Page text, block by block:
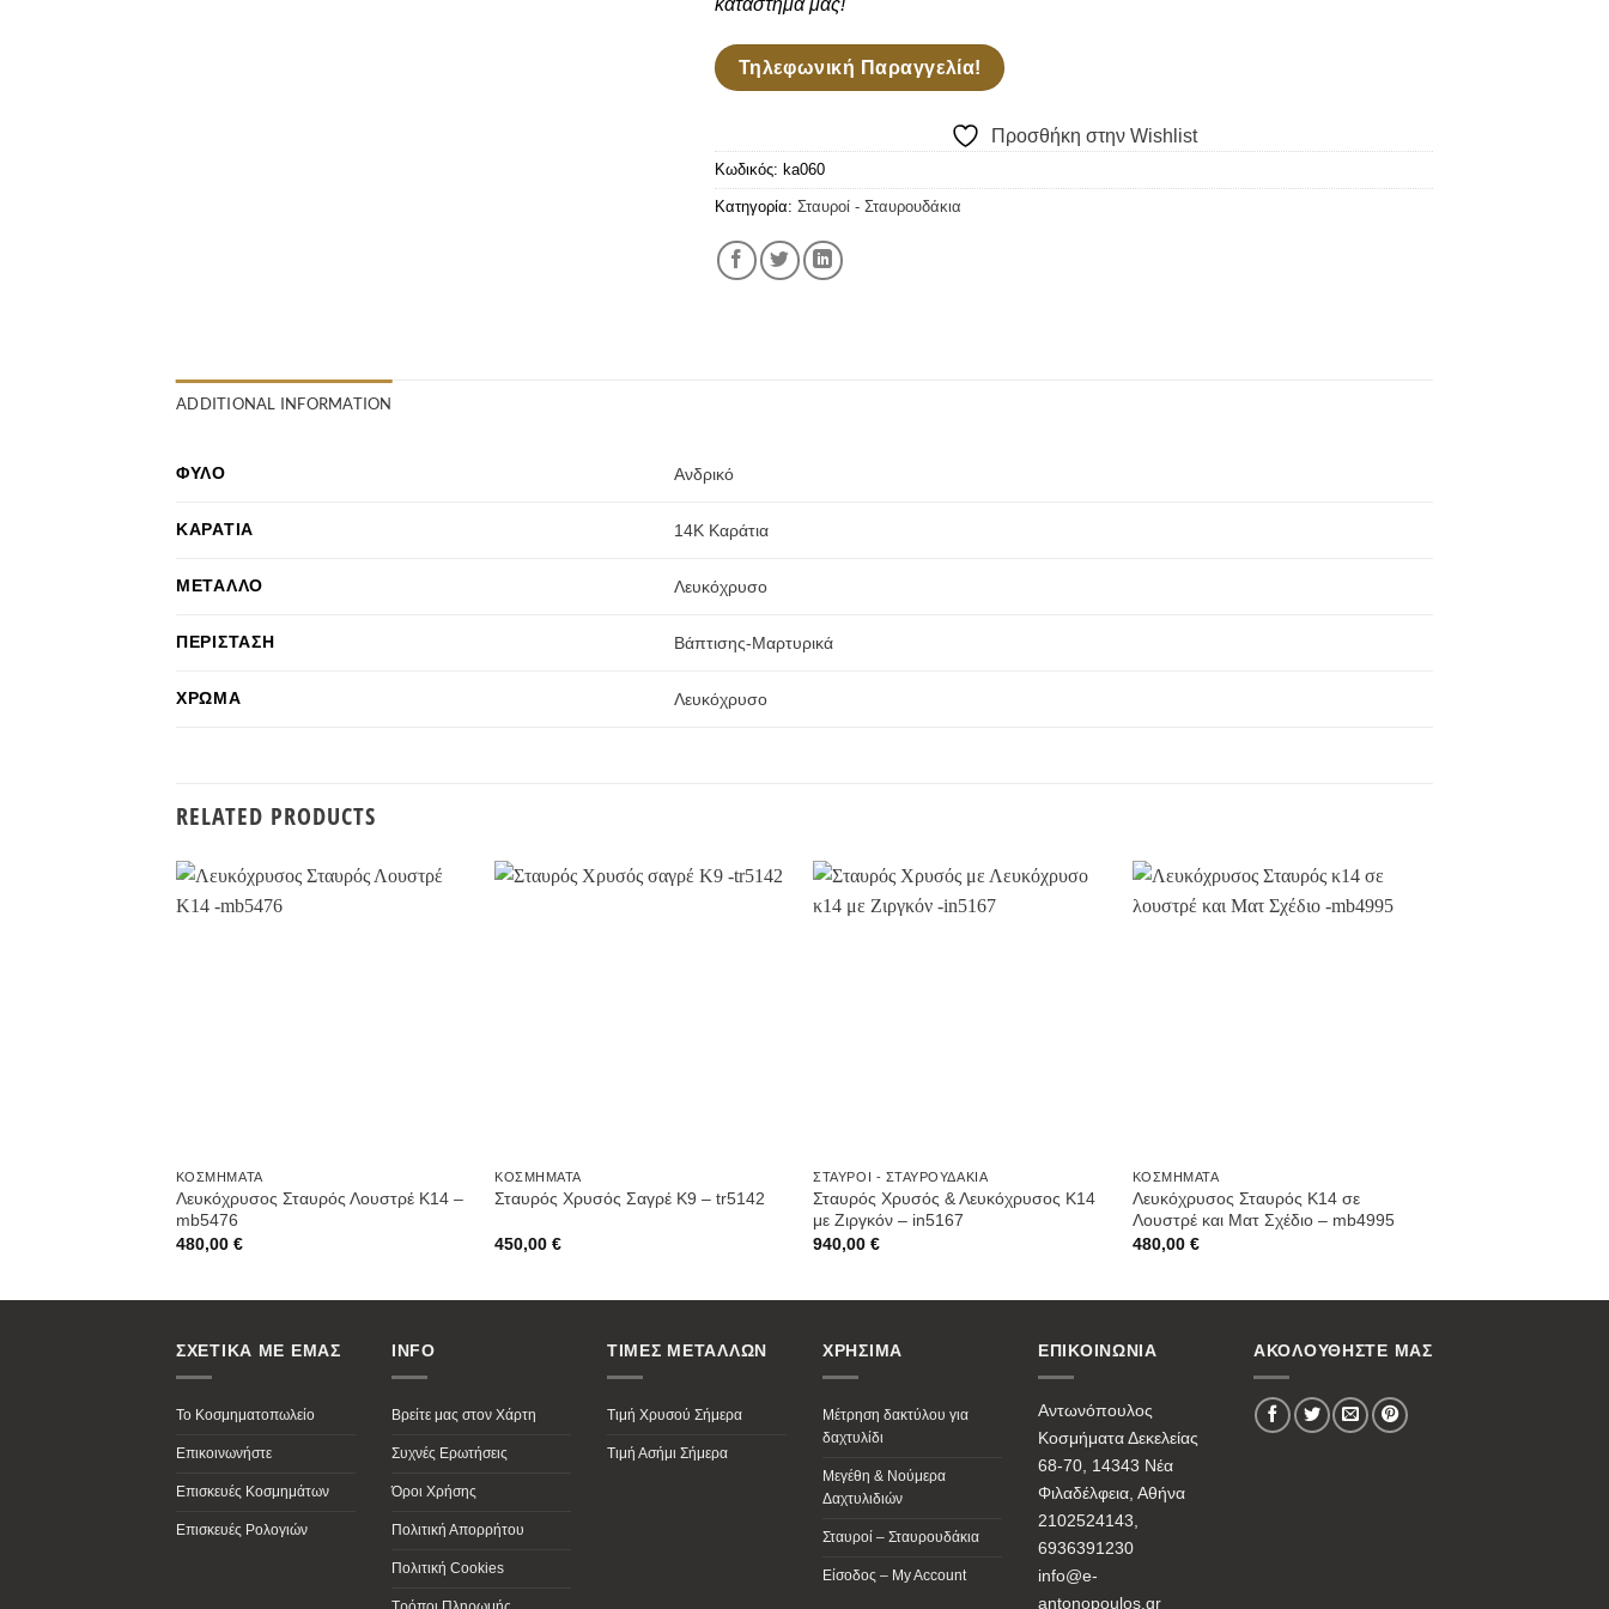
Τηλεφωνική Παραγγελία!
Προσθήκη στην Wishlist
Κωδικός: ka060
Κατηγορία: Σταυροί - Σταυρουδάκια
ADDITIONAL INFORMATION
ΦΎΛΟ Ανδρικό
ΚΑΡΆΤΙΑ 14Κ Καράτια
ΜΈΤΑΛΛΟ Λευκόχρυσο
ΠΕΡΊΣΤΑΣΗ Βάπτισης-Μαρτυρικά
ΧΡΏΜΑ Λευκόχρυσο
RELATED PRODUCTS
ΚΟΣΜΉΜΑΤΑ
Λευκόχρυσος Σταυρός Λουστρέ K14 –
mb5476
480,00 €
ΚΟΣΜΉΜΑΤΑ
Σταυρός Χρυσός Σαγρέ Κ9 – tr5142
450,00€
ΣΤΑΥΡΟΊ - ΣΤΑΥΡΟΥΔΆΚΙΑ
Σταυρός Χρυσός & Λευκόχρυσος Κ14
με Ζιργκόν – in5167
940,00€
ΚΟΣΜΉΜΑΤΑ
Λευκόχρυσος Σταυρός Κ14 σε
Λουστρέ και Ματ Σχέδιο – mb4995
480,00 €
ΣΧΕΤΙΚΑ ΜΕ ΕΜΑΣ
Το Κοσμηματοπωλείο
Επικοινωνήστε
Επισκευές Κοσμημάτων
Επισκευές Ρολογιών
INFO
Βρείτε μας στον Χάρτη
Συχνές Ερωτήσεις
Όροι Χρήσης
Πολιτική Απορρήτου
Πολιτική Cookies
ΤΙΜΕΣ ΜΕΤΑΛΛΩΝ
Τιμή Χρυσού Σήμερα
Τιμή Ασήμι Σήμερα
ΧΡΗΣΙΜΑ
Μέτρηση δακτύλου για
δαχτυλίδι
Μεγέθη & Νούμερα
Δαχτυλιδιών
Σταυροί – Σταυρουδάκια
Είσοδος – My Account
ΕΠΙΚΟΙΝΩΝΙΑ
Αντωνόπουλος
Κοσμήματα Δεκελείας
68-70, 14343 Νέα
Φιλαδέλφεια, Αθήνα
2102524143,
6936391230
info@e-
antonopoulos.gr
ΑΚΟΛΟΥΘΗΣΤΕ ΜΑΣ